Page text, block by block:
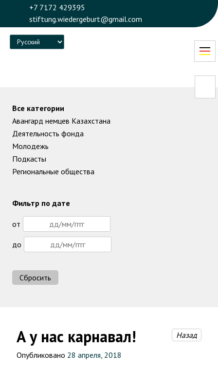
+7 7172 429395
stiftung.wiedergeburt@gmail.com
Language
А у нас карнавал! Назад
Опубликовано 28 апреля, 2018
Все категории
Авангард немцев Казахстана
Деятельность фонда
Молодежь
Подкасты
Региональные общества
Фильтр по дате
от
до
Сбросить